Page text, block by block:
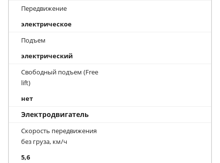
Передвижение
электрическое
Подъем
электрический
Свободный подъем (Free
lift)
нет
Электродвигатель
Скорость передвижения
без груза, км/ч
5,6